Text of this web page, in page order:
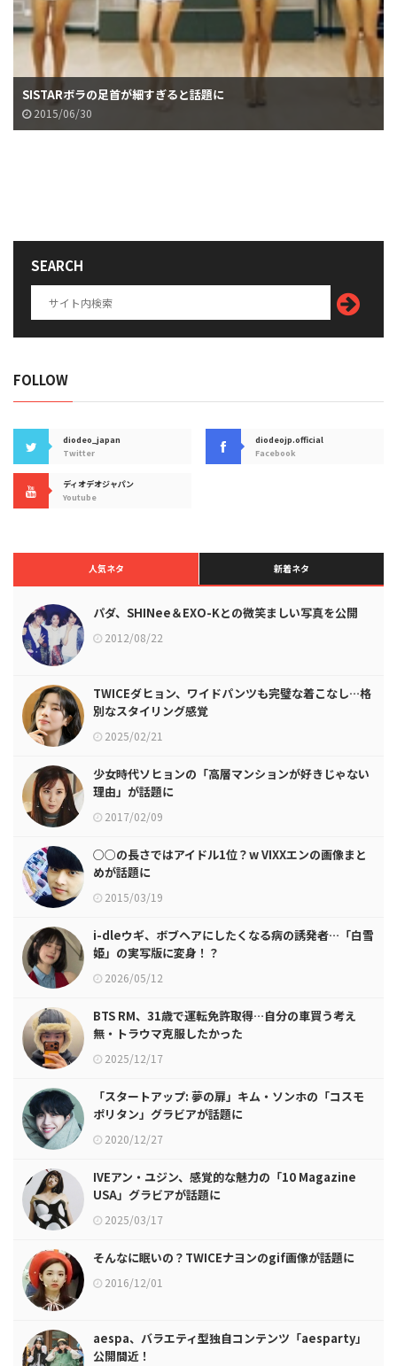
SISTARボラの足首が細すぎると話題に
2015/06/30
SEARCH
FOLLOW
diodeo_japan
Twitter
diodeojp.official
Facebook
ディオデオジャパン
Youtube
人気ネタ 新着ネタ
パダ、SHINee＆EXO-Kとの微笑ましい写真を公開
2012/08/22
TWICEダヒョン、ワイドパンツも完璧な着こなし…格
別なスタイリング感覚
2025/02/21
少女時代ソヒョンの「高層マンションが好きじゃない
理由」が話題に
2017/02/09
○○の長さではアイドル1位？w VIXXエンの画像まと
めが話題に
2015/03/19
i-dleウギ、ボブヘアにしたくなる病の誘発者…「白雪
姫」の実写版に変身！？
2026/05/12
BTS RM、31歳で運転免許取得…自分の車買う考え
無・トラウマ克服したかった
2025/12/17
「スタートアップ: 夢の扉」キム・ソンホの「コスモ
ポリタン」グラビアが話題に
2020/12/27
IVEアン・ユジン、感覚的な魅力の「10 Magazine
USA」グラビアが話題に
2025/03/17
そんなに眠いの？TWICEナヨンのgif画像が話題に
2016/12/01
aespa、バラエティ型独自コンテンツ「aesparty」
公開間近！